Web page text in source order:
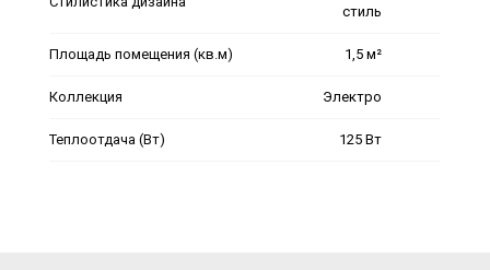
стиль
Площадь помещения (кв.м) 1,5 м²
Коллекция Электро
Теплоотдача (Вт) 125 Вт